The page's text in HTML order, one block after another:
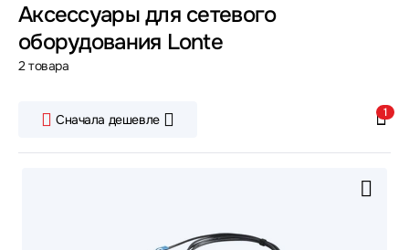
Аксессуары для сетевого
оборудования Lonte
2 товара
Сначала дешевле 1